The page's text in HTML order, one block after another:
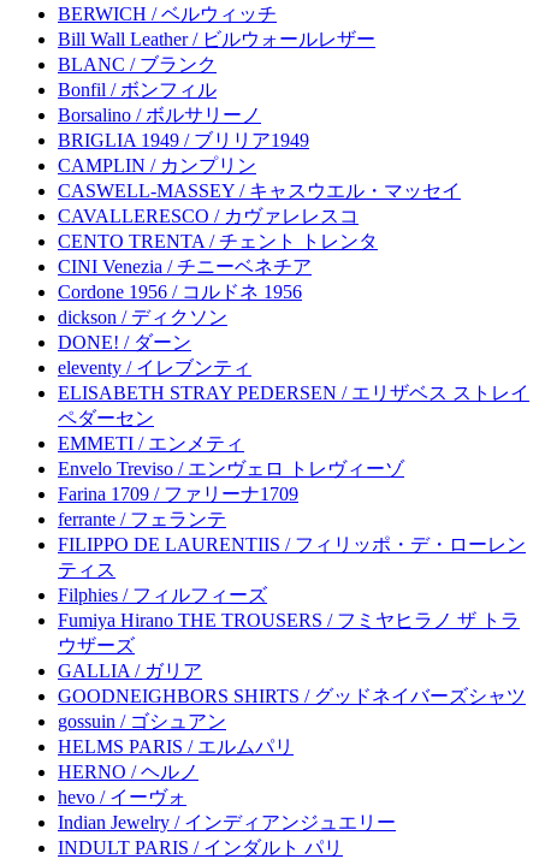
BERWICH / ベルウィッチ
Bill Wall Leather / ビルウォールレザー
BLANC / ブランク
Bonfil / ボンフィル
Borsalino / ボルサリーノ
BRIGLIA 1949 / ブリリア1949
CAMPLIN / カンプリン
CASWELL-MASSEY / キャスウエル・マッセイ
CAVALLERESCO / カヴァレレスコ
CENTO TRENTA / チェント トレンタ
CINI Venezia / チニーベネチア
Cordone 1956 / コルドネ 1956
dickson / ディクソン
DONE! / ダーン
eleventy / イレブンティ
ELISABETH STRAY PEDERSEN / エリザベス ストレイ
ペダーセン
EMMETI / エンメティ
Envelo Treviso / エンヴェロ トレヴィーゾ
Farina 1709 / ファリーナ1709
ferrante / フェランテ
FILIPPO DE LAURENTIIS / フィリッポ・デ・ローレン
ティス
Filphies / フィルフィーズ
Fumiya Hirano THE TROUSERS / フミヤヒラノ ザ トラ
ウザーズ
GALLIA / ガリア
GOODNEIGHBORS SHIRTS / グッドネイバーズシャツ
gossuin / ゴシュアン
HELMS PARIS / エルムパリ
HERNO / ヘルノ
hevo / イーヴォ
Indian Jewelry / インディアンジュエリー
INDULT PARIS / インダルト パリ